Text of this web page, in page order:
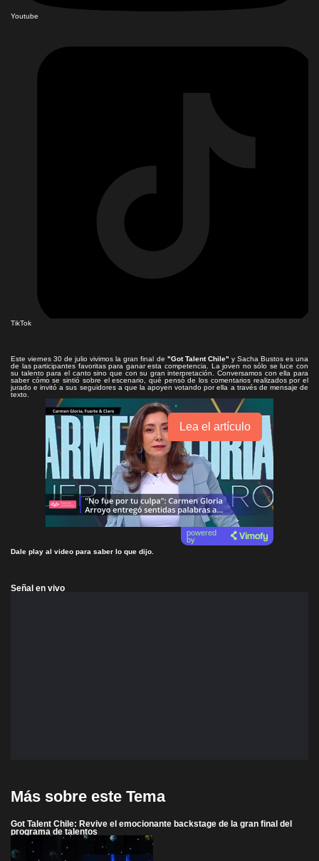
Youtube
TikTok
Este viernes 30 de julio vivimos la gran final de "Got Talent Chile" y Sacha Bustos es una
de las participantes favoritas para ganar esta competencia. La joven no sólo se luce con
su talento para el canto sino que con su gran interpretación. Conversamos con ella para
saber cómo se sintió sobre el escenario, qué pensó de los comentarios realizados por el
jurado e invitó a sus seguidores a que la apoyen votando por ella a través de mensaje de
texto.
Lea el artículo
powered
by
Dale play al video para saber lo que dijo.
Señal en vivo
Más sobre este Tema
Got Talent Chile: Revive el emocionante backstage de la gran final del
programa de talentos